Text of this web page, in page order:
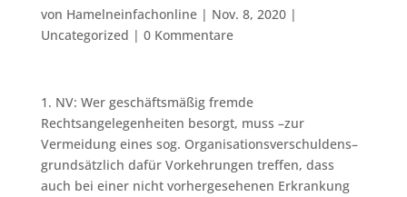
von Hamelneinfachonline| Nov. 8, 2020|
Uncategorized | 0 Kommentare
1. NV: Wer geschäftsmäßig fremde
Rechtsangelegenheiten besorgt, muss –zur
Vermeidung eines sog. Organisationsverschuldens–
grundsätzlich dafür Vorkehrungen treffen, dass
auch bei einer nicht vorhergesehenen Erkrankung